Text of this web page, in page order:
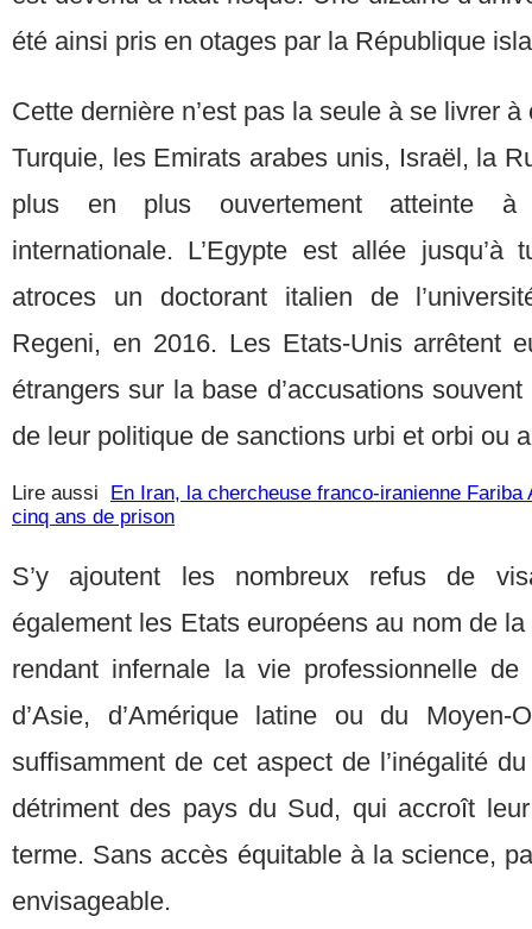
été ainsi pris en otages par la République
Cette dernière n’est pas la seule à se livrer
Turquie, les Emirats arabes unis, Israël, la
plus en plus ouvertement atteinte à
internationale. L’Egypte est allée jusqu’à
atroces un doctorant italien de
Regeni, en 2016. Les Etats-Unis arrêtent
étrangers sur la base d’accusations
de leur politique de sanctions urbi et orbi ou
Lire aussi
En Iran, la chercheuse franco-iranienne Fariba
cinq ans de prison
S’y ajoutent les nombreux refus de
également les Etats européens au nom de
rendant infernale la vie professionnelle de
d’Asie, d’Amérique latine ou du
suffisamment de cet aspect de l’inégalité
détriment des pays du Sud, qui accroît
terme. Sans accès équitable à la science,
envisageable.